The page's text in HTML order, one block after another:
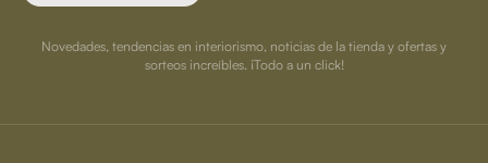
Novedades, tendencias en interiorismo, noticias de la tienda y ofertas y
sorteos increíbles. ¡Todo a un click!